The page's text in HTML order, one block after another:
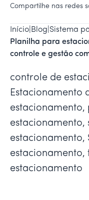
Compartilhe nas redes
Início Blog Sistema
Planilha para
controle e gestão
controle de
Estacionamento
estacionamento,
estacionamento